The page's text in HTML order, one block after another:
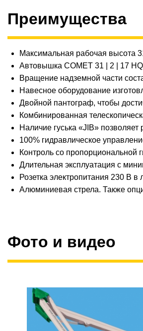
Преимущества
Максимальная рабочая высота
Автовышка COMET 31 | 2 | 17
Вращение надземной части
Навесное оборудование
Двойной пантограф, чтобы
Комбинированная
Наличие гуська «JIB»
100% гидравлическое
Контроль со пропорциональной
Длительная эксплуатация с
Розетка электропитания 230 В в
Алюминиевая стрела. Также
Фото и видео